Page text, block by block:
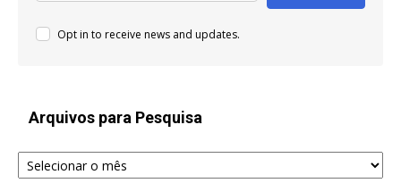
Opt in to receive news and updates.
Arquivos para Pesquisa
Arquivos
para